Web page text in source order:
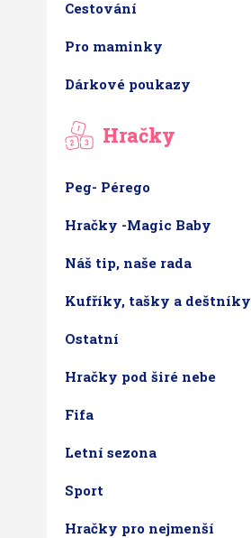
Cestování
Pro maminky
Dárkové poukazy
Hračky
Peg- Pérego
Hračky -Magic Baby
Náš tip, naše rada
Kufříky, tašky a deštníky
Ostatní
Hračky pod širé nebe
Fifa
Letní sezona
Sport
Hračky pro nejmenší